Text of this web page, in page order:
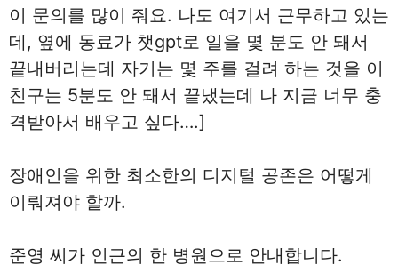
이 문의를 많이 줘요. 나도 여기서 근무하고 있는
데, 옆에 동료가 챗gpt로 일을 몇 분도 안 돼서
끝내버리는데 자기는 몇 주를 걸려 하는 것을 이
친구는 5분도 안 돼서 끝냈는데 나 지금 너무 충
격받아서 배우고 싶다….]
장애인을 위한 최소한의 디지털 공존은 어떻게
이뤄져야 할까.
준영 씨가 인근의 한 병원으로 안내합니다.